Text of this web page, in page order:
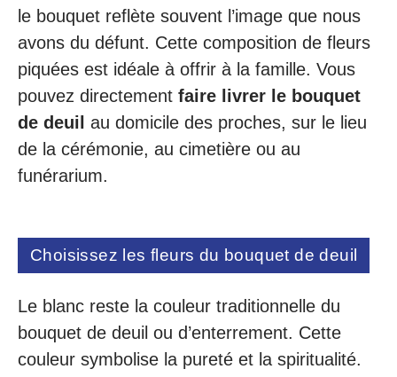
le bouquet reflète souvent l’image que nous
avons du défunt. Cette composition de fleurs
piquées est idéale à offrir à la famille. Vous
pouvez directement faire livrer le bouquet
de deuil au domicile des proches, sur le lieu
de la cérémonie, au cimetière ou au
funérarium.
Choisissez les fleurs du bouquet de deuil
Le blanc reste la couleur traditionnelle du
bouquet de deuil ou d’enterrement. Cette
couleur symbolise la pureté et la spiritualité.